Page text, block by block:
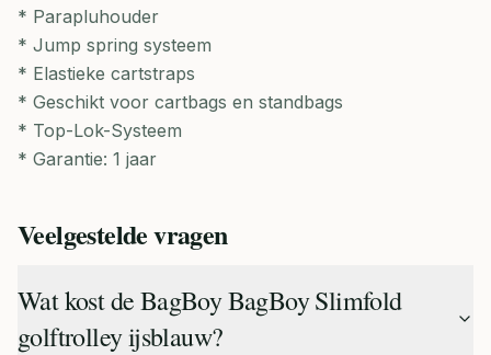
* Parapluhouder
* Jump spring systeem
* Elastieke cartstraps
* Geschikt voor cartbags en standbags
* Top-Lok-Systeem
* Garantie: 1 jaar
Veelgestelde vragen
Wat kost de BagBoy BagBoy Slimfold
golftrolley ijsblauw?